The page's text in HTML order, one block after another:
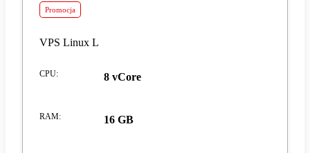
Promocja
VPS Linux L
CPU: 8 vCore
RAM: 16 GB